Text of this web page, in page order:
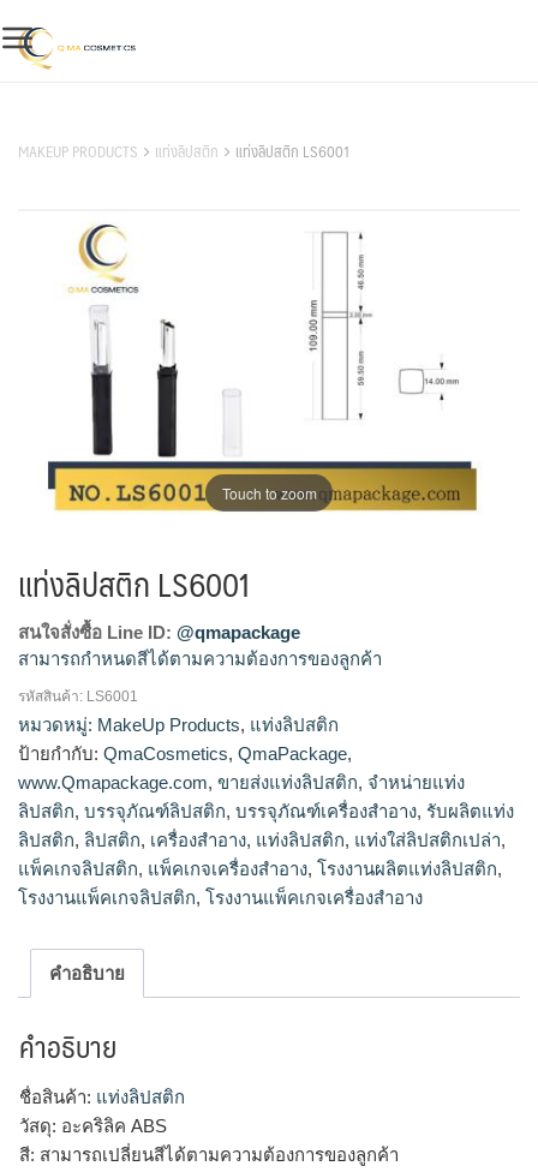
to
content
MAKEUP PRODUCTS แท่งลิปสติก แท่งลิปสติก LS6001
Touch to zoom
แท่งลิปสติก LS6001
สนใจสั่งซื้อ Line ID: @qmapackage
สามารถกำหนดสีได้ตามความต้องการของลูกค้า
โรงงานผลิตแท่งลิปสติก,จำหน่ายแท่งลิปสติก,รับผลิตแท่ง
ลิปสติก,ขายส่งแท่งลิปสติก
รหัสสินค้า: LS6001
หมวดหมู่: MakeUp Products, แท่งลิปสติก
ป้ายกำกับ: QmaCosmetics, QmaPackage,
www.Qmapackage.com, ขายส่งแท่งลิปสติก, จำหน่ายแท่ง
ลิปสติก, บรรจุภัณฑ์ลิปสติก, บรรจุภัณฑ์เครื่องสำอาง, รับผลิตแท่ง
ลิปสติก, ลิปสติก, เครื่องสำอาง, แท่งลิปสติก, แท่งใส่ลิปสติกเปล่า,
แพ็คเกจลิปสติก, แพ็คเกจเครื่องสำอาง, โรงงานผลิตแท่งลิปสติก,
โรงงานแพ็คเกจลิปสติก, โรงงานแพ็คเกจเครื่องสำอาง
คำอธิบาย
คำอธิบาย
ชื่อสินค้า: แท่งลิปสติก
วัสดุ: อะคริลิค ABS
สี: สามารถเปลี่ยนสีได้ตามความต้องการของลูกค้า